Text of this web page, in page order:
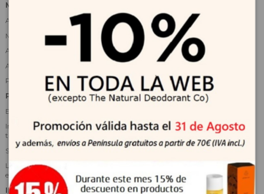
MODO DE EMPLEO
Aplicar una cantidad adecuada sobre la piel seca.
Masajear suavemente para disolver maquillaje, sebo e impurezas.
Añadir un poco de agua para emulsionar y continuar masajeando.
Aclarar abundantemente con agua tibia.
Puede utilizarse como primer paso de la doble limpieza, mañana y noche.
PRECAUCIONES
Evitar el contacto directo con los ojos.
Introducir el producto de forma gradual si se combina con nuevos
tratamientos.
Suspender su uso en caso de irritación persistente.
Los ingredientes pueden variar según el fabricante; consultar siempre el
envase.
INGREDIENTES CLAVE